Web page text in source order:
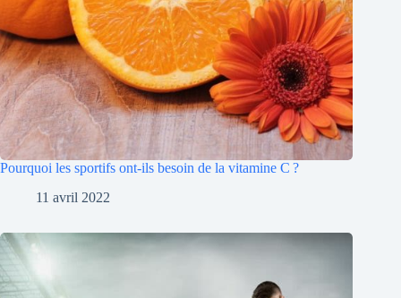
Pourquoi les sportifs ont-ils besoin de la vitamine C ?
11 avril 2022